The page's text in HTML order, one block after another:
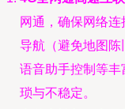
网通，确保网络
导航（避免地图
语音助手控制等
琐与不稳定。